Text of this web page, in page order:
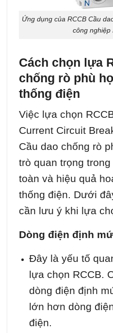
Ứng dụng của RCCB Cầu
công nghiệp
Cách chọn lựa
chống rò phù
thống điện
Việc lựa chọn
Current Circuit
Cầu dao chống rò
trò quan trọng
toàn và hiệu quả
thống điện. Dưới
cần lưu ý khi lựa
Dòng điện định
Đây là yếu tố
lựa chọn RCCB.
dòng điện định
lớn hơn dòng
điện.